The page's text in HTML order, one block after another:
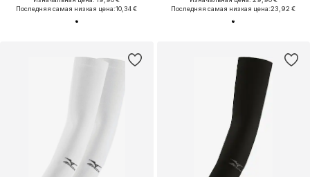
Последняя самая низкая цена:10,34 €
Последняя самая низкая цена:23,92 €